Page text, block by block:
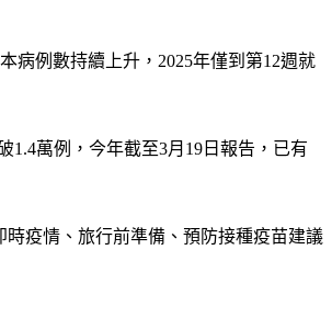
病例數持續上升，2025年僅到第12週就
1.4萬例，今年截至3月19日報告，已有
疫情、旅行前準備、預防接種疫苗建議